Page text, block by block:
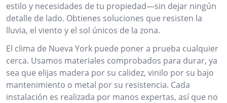
estilo y necesidades de tu propiedad—sin dejar ningún
detalle de lado. Obtienes soluciones que resisten la
lluvia, el viento y el sol únicos de la zona.
El clima de Nueva York puede poner a prueba cualquier
cerca. Usamos materiales comprobados para durar, ya
sea que elijas madera por su calidez, vinilo por su bajo
mantenimiento o metal por su resistencia. Cada
instalación es realizada por manos expertas, así que no